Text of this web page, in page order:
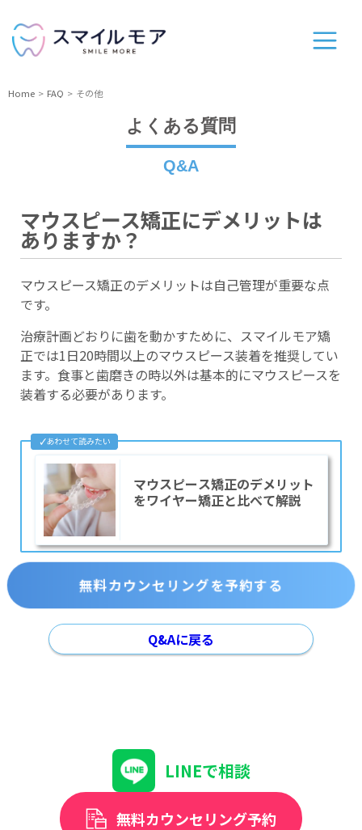
Home FAQ その他
よくある質問
Q&A
マウスピース矯正にデメリットは
ありますか？
マウスピース矯正のデメリットは自己管理が重要な点
です。
治療計画どおりに歯を動かすために、スマイルモア矯
正では1日20時間以上のマウスピース装着を推奨してい
ます。食事と歯磨きの時以外は基本的にマウスピースを
装着する必要があります。
マウスピース矯正のデメリット
をワイヤー矯正と比べて解説
無料カウンセリングを予約する
Q&Aに戻る
LINEで相談
無料カウンセリング予約